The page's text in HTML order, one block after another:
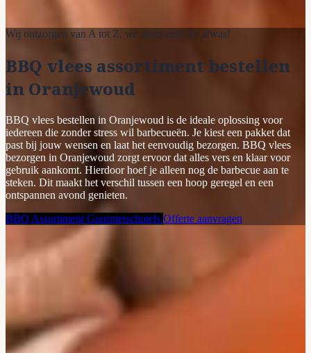
Wij ontzorgen van A tot Z, we doen zelfs de afwas!
BBQ vlees assortiment bestellen
in Oranjewoud
BBQ vlees bestellen in Oranjewoud is de ideale oplossing voor
iedereen die zonder stress wil barbecueën. Je kiest een pakket dat
past bij jouw wensen en laat het eenvoudig bezorgen. BBQ vlees
bezorgen in Oranjewoud zorgt ervoor dat alles vers en klaar voor
gebruik aankomt. Hierdoor hoef je alleen nog de barbecue aan te
steken. Dit maakt het verschil tussen een hoop geregel en een
ontspannen avond genieten.
BBQ Assortiment Gourmetschotels Offerte aanvragen